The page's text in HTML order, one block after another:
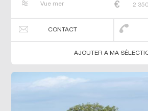
T5 T6 Terrain Terrain constructible Villa
Vue mer 2
CONTACT
AJOUTER A MA